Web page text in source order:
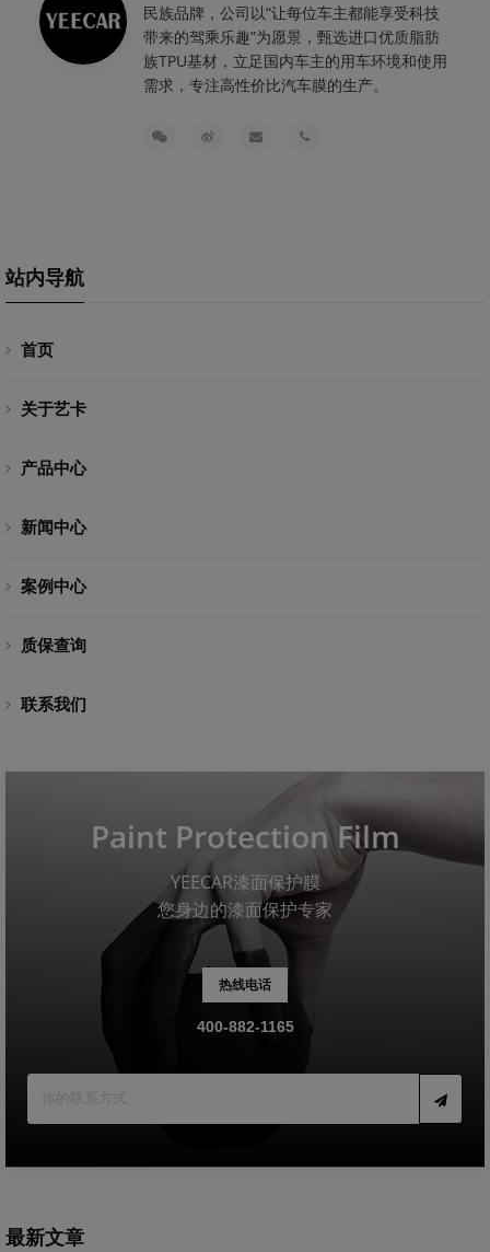
民族品牌，公司以“让每位车主都能享受科技
带来的驾乘乐趣”为愿景，甄选进口优质脂肪
族TPU基材，立足国内车主的用车环境和使用
需求，专注高性价比汽车膜的生产。
站内导航
首页
关于艺卡
产品中心
新闻中心
案例中心
质保查询
联系我们
Paint Protection Film
YEECAR漆面保护膜
您身边的漆面保护专家
热线电话
400-882-1165
最新文章